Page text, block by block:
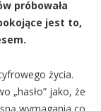
próbowała
jest to,
życia.
„hasło” jako, że